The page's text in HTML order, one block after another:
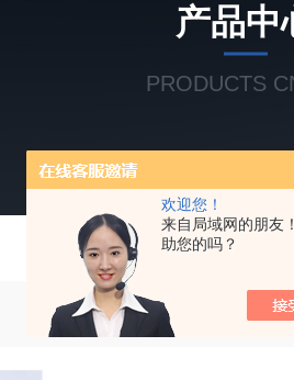
欢迎您！
来自局域网的朋友
助您的吗？
产品中
PRODUCTS
当前位置